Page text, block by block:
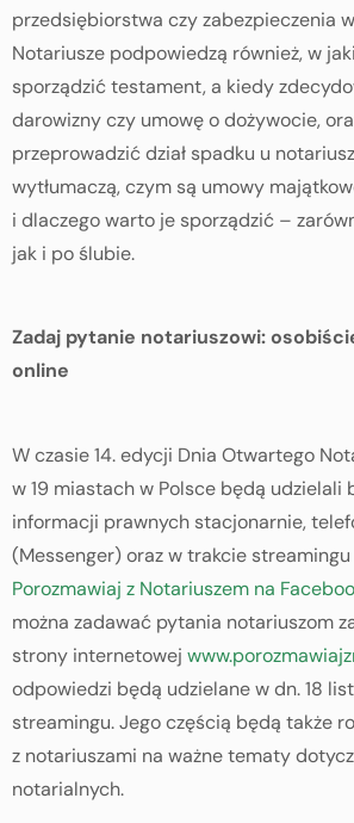
przedsiębiorstwa czy zabezpieczenia
Notariusze podpowiedzą również, w
sporządzić testament, a kiedy
darowizny czy umowę o dożywocie,
przeprowadzić dział spadku u
wytłumaczą, czym są umowy
i dlaczego warto je sporządzić –
jak i po ślubie.
Zadaj pytanie notariuszowi:
online
W czasie 14. edycji Dnia Otwartego
w 19 miastach w Polsce będą udzielali
informacji prawnych stacjonarnie,
(Messenger) oraz w trakcie streamingu
Porozmawiaj z Notariuszem na
można zadawać pytania notariuszom
strony internetowej
odpowiedzi będą udzielane w dn. 18
streamingu. Jego częścią będą także
z notariuszami na ważne tematy
notarialnych.